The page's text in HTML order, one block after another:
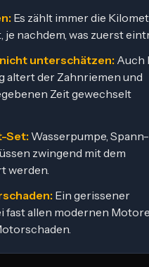
Es zählt immer die
je nachdem, was zuerst
unterschätzen: Auch
altert der Zahnriemen und
Zeit gewechselt
Set: Wasserpumpe, Spann-
zwingend mit dem
werden.
Ein gerissener
fast allen modernen